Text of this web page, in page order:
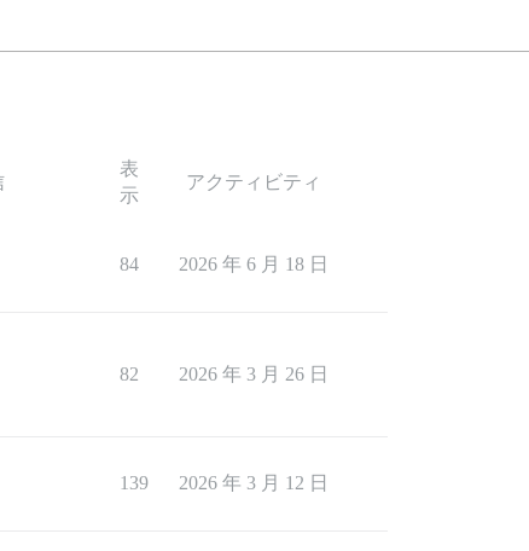
表
示
アクティビティ
84 2026 年 6 月 18 日
82 2026 年 3 月 26 日
139 2026 年 3 月 12 日